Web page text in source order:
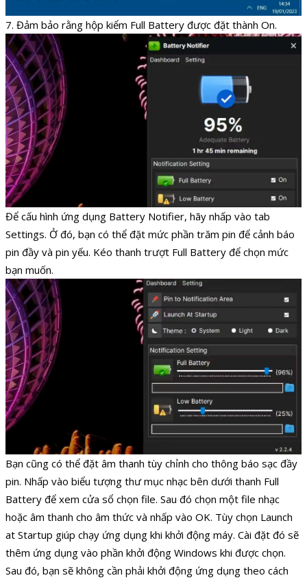
7. Đảm bảo rằng hộp kiểm Full Battery được đặt thành On.
Để cấu hình ứng dụng Battery Notifier, hãy nhấp vào tab
Settings. Ở đó, bạn có thể đặt mức phần trăm pin để cảnh báo
pin đầy và pin yếu. Kéo thanh trượt Full Battery để chọn mức
bạn muốn.
Bạn cũng có thể đặt âm thanh tùy chỉnh cho thông báo sạc đầy
pin. Nhấp vào biểu tượng thư mục nhạc bên dưới thanh Full
Battery để xem cửa sổ chọn file. Sau đó chọn một file nhạc
hoặc âm thanh cho âm thức và nhấp vào OK. Tùy chọn Launch
at Startup giúp chạy ứng dụng khi khởi động máy. Cài đặt đó sẽ
thêm ứng dụng vào phần khởi động Windows khi được chọn.
Sau đó, bạn sẽ không cần phải khởi động ứng dụng theo cách